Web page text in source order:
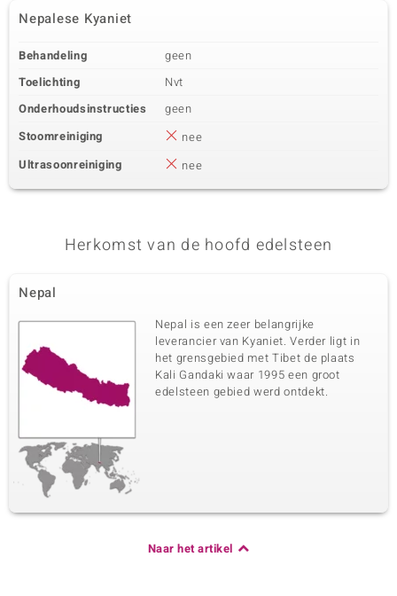
Karaatgewicht som
Herkomst
VS
Nepalese Kyaniet
Behandeling
geen
Toelichting
Nvt
Onderhoudsinstructies
geen
Stoomreiniging
nee
Ultrasoonreiniging
nee
Herkomst van de hoofd edelsteen
Nepal
Nepal is een zeer belangrijke
leverancier van Kyaniet. Verder ligt in
het grensgebied met Tibet de plaats
Kali Gandaki waar 1995 een groot
edelsteen gebied werd ontdekt.
Naar het artikel